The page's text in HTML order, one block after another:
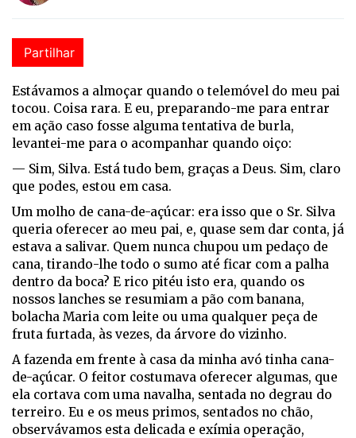
Partilhar
Estávamos a almoçar quando o telemóvel do meu pai
tocou. Coisa rara. E eu, preparando-me para entrar
em ação caso fosse alguma tentativa de burla,
levantei-me para o acompanhar quando oiço:
— Sim, Silva. Está tudo bem, graças a Deus. Sim, claro
que podes, estou em casa.
Um molho de cana-de-açúcar: era isso que o Sr. Silva
queria oferecer ao meu pai, e, quase sem dar conta, já
estava a salivar. Quem nunca chupou um pedaço de
cana, tirando-lhe todo o sumo até ficar com a palha
dentro da boca? E rico pitéu isto era, quando os
nossos lanches se resumiam a pão com banana,
bolacha Maria com leite ou uma qualquer peça de
fruta furtada, às vezes, da árvore do vizinho.
A fazenda em frente à casa da minha avó tinha cana-
de-açúcar. O feitor costumava oferecer algumas, que
ela cortava com uma navalha, sentada no degrau do
terreiro. Eu e os meus primos, sentados no chão,
observávamos esta delicada e exímia operação,